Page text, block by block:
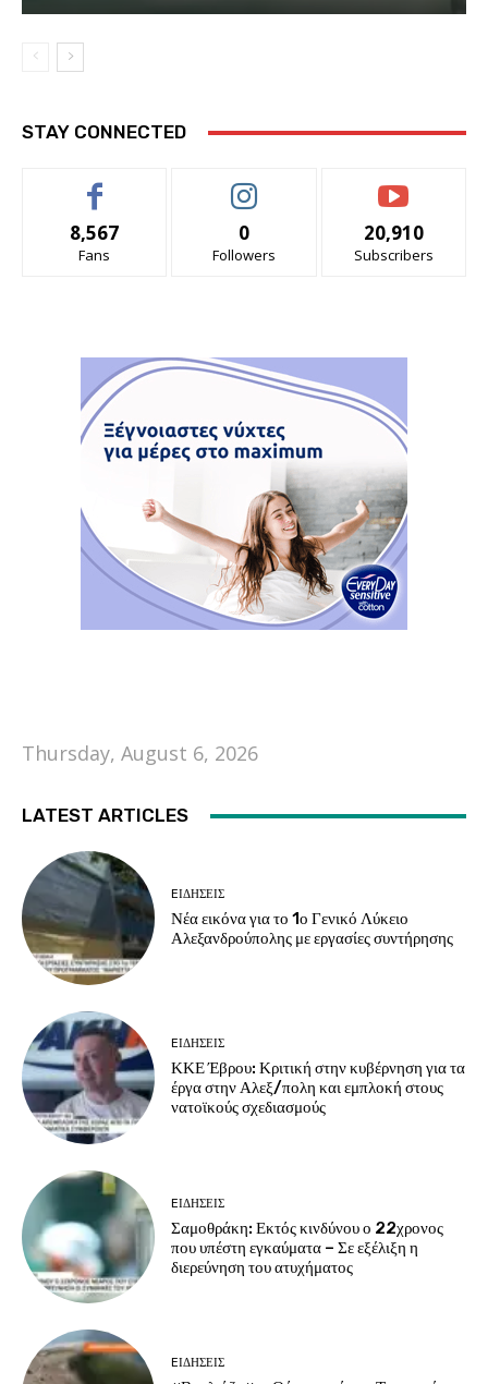
STAY CONNECTED
8,567
Fans
0
Followers
20,910
Subscribers
Thursday, August 6, 2026
LATEST ARTICLES
EΙΔΗΣΕΙΣ
Νέα εικόνα για το 1ο Γενικό Λύκειο
Αλεξανδρούπολης με εργασίες συντήρησης
EΙΔΗΣΕΙΣ
ΚΚΕ Έβρου: Κριτική στην κυβέρνηση για τα
έργα στην Αλεξ/πολη και εμπλοκή στους
νατοϊκούς σχεδιασμούς
EΙΔΗΣΕΙΣ
Σαμοθράκη: Εκτός κινδύνου ο 22χρονος
που υπέστη εγκαύματα – Σε εξέλιξη η
διερεύνηση του ατυχήματος
EΙΔΗΣΕΙΣ